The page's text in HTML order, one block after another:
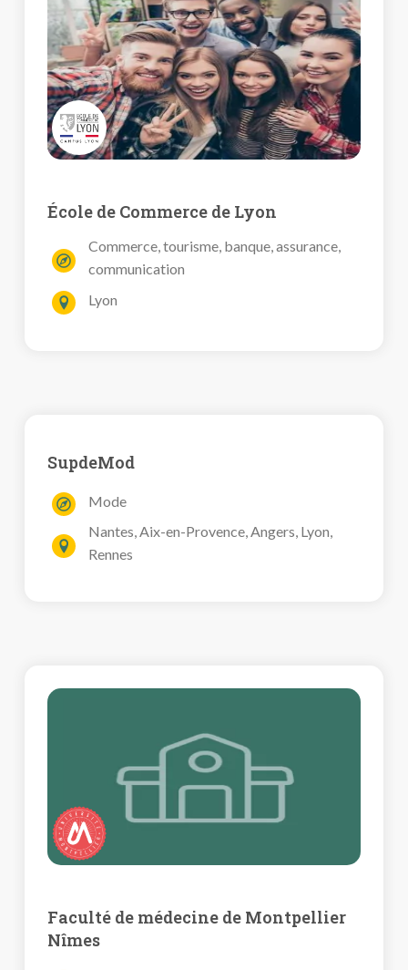
École de Commerce de Lyon
Commerce, tourisme, banque, assurance,
communication
Lyon
SupdeMod
Mode
Nantes, Aix-en-Provence, Angers, Lyon,
Rennes
Faculté de médecine de Montpellier
Nîmes